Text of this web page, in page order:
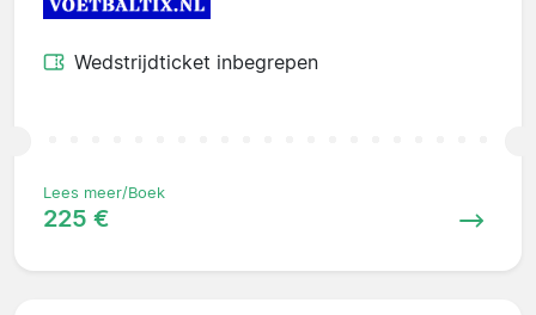
Wedstrijdticket inbegrepen
Lees meer/Boek
225 €